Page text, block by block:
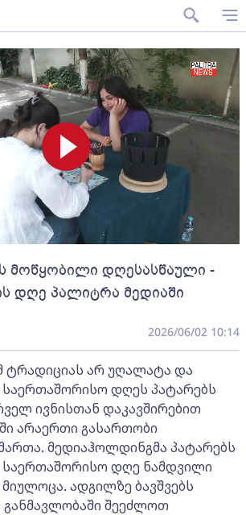
მოწყობილი დღესასწაული -
დღე პალიტრა მედიაში
2026/06/02 10:14
ტრადიციას არ უღალატა და
საერთაშორისო დღეს პატარებს
ივნისთან დაკავშირებით
არაერთი გასართობი
მედიაჰოლდინგმა პატარებს
საერთაშორისო დღე ნამდვილი
ადგილზე ბავშვებს
შეეძლოთ